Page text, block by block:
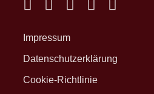
Impressum
Datenschutzerklärung
Cookie-Richtlinie